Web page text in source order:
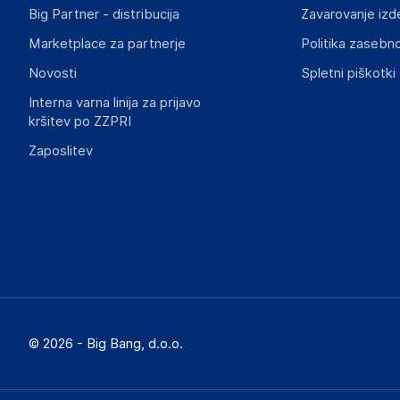
Big Partner - distribucija
Marketplace za partnerje
Novosti
Interna varna linija za prijavo
kršitev po ZZPRI
Zaposlitev
Zavarovanje
Politika
Spletni piškotki
© 2026 - Big Bang, d.o.o.